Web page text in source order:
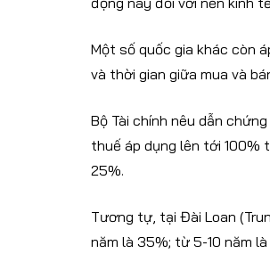
Một số quốc gia khác còn
và thời gian giữa mua và
Bộ Tài chính nêu dẫn
thuế áp dụng lên tới 100%
25%.
Tương tự, tại Đài Loan
năm là 35%; từ 5-10 năm